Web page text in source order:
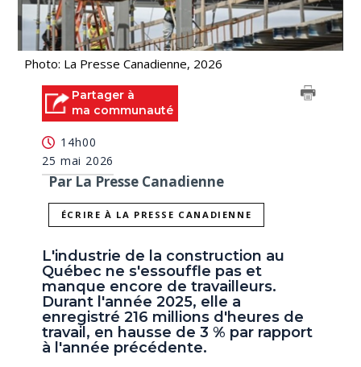
Photo: La Presse Canadienne, 2026
Partager à
ma communauté
14h00
25 mai 2026
Par La Presse Canadienne
ÉCRIRE À LA PRESSE CANADIENNE
L'industrie de la construction au
Québec ne s'essouffle pas et
manque encore de travailleurs.
Durant l'année 2025, elle a
enregistré 216 millions d'heures de
travail, en hausse de 3 % par rapport
à l'année précédente.